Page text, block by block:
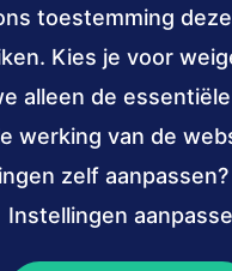
toestemming
Kies je voor
alleen de
werking van de
zelf
Instellingen
email)
(externe
W3C
membership